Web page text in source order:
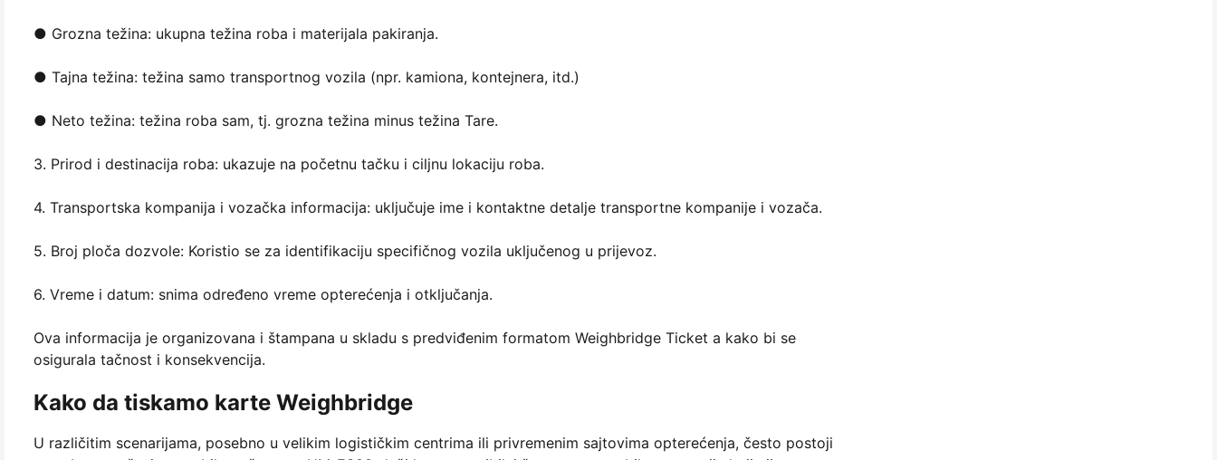
● Grozna težina: ukupna težina roba i materijala pakiranja.
● Tajna težina: težina samo transportnog vozila (npr. kamiona, kontejnera, itd.)
● Neto težina: težina roba sam, tj. grozna težina minus težina Tare.
3. Prirod i destinacija roba: ukazuje na početnu tačku i ciljnu lokaciju roba.
4. Transportska kompanija i vozačka informacija: uključuje ime i kontaktne detalje transportne kompanije i vozača.
5. Broj ploča dozvole: Koristio se za identifikaciju specifičnog vozila uključenog u prijevoz.
6. Vreme i datum: snima određeno vreme opterećenja i otključanja.
Ova informacija je organizovana i štampana u skladu s predviđenim formatom Weighbridge Ticket a kako bi se
osigurala tačnost i konsekvencija.
Kako da tiskamo karte Weighbridge
U različitim scenarijama, posebno u velikim logističkim centrima ili privremenim sajtovima opterećenja, često postoji